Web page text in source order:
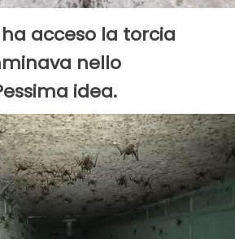
acceso la torcia
nello
idea.